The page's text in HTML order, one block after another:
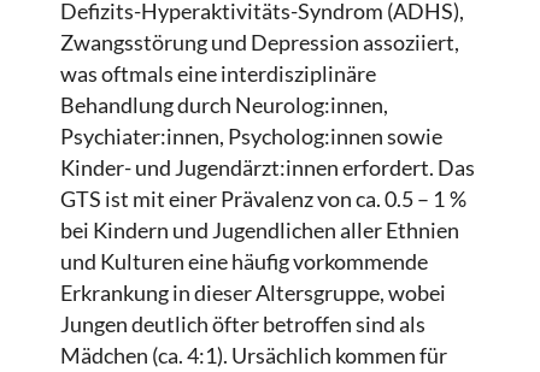
Defizits-Hyperaktivitäts-Syndrom (ADHS),
Zwangsstörung und Depression assoziiert,
was oftmals eine interdisziplinäre
Behandlung durch Neurolog:innen,
Psychiater:innen, Psycholog:innen sowie
Kinder- und Jugendärzt:innen erfordert. Das
GTS ist mit einer Prävalenz von ca. 0.5 – 1 %
bei Kindern und Jugendlichen aller Ethnien
und Kulturen eine häufig vorkommende
Erkrankung in dieser Altersgruppe, wobei
Jungen deutlich öfter betroffen sind als
Mädchen (ca. 4:1). Ursächlich kommen für